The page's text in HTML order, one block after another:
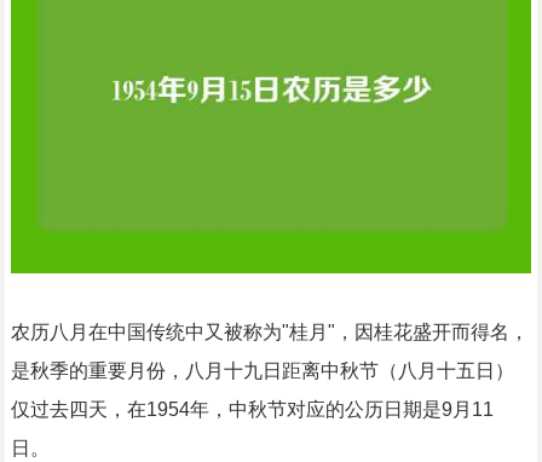
农历八月在中国传统中又被称为"桂月"，因桂花盛开而得名，
是秋季的重要月份，八月十九日距离中秋节（八月十五日）
仅过去四天，在1954年，中秋节对应的公历日期是9月11
日。